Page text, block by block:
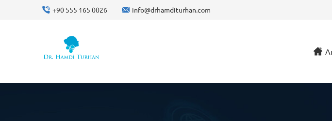
+90 555 165 0026 info@drhamditurhan.com